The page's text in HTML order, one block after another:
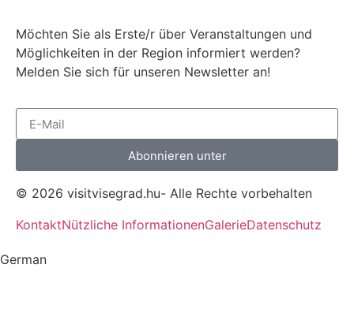
Möchten Sie als Erste/r über Veranstaltungen und
Möglichkeiten in der Region informiert werden?
Melden Sie sich für unseren Newsletter an!
Abonnieren unter
© 2026 visitvisegrad.hu- Alle Rechte vorbehalten
KontaktNützliche InformationenGalerieDatenschutz
German